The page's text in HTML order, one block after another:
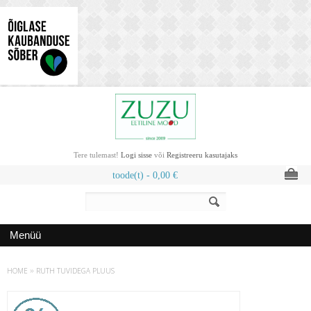
Tere tulemast! Logi sisse või Registreeru kasutajaks
toode(t) - 0,00€
Menüü
HOME » RUTH TUVIDEGA PLUUS